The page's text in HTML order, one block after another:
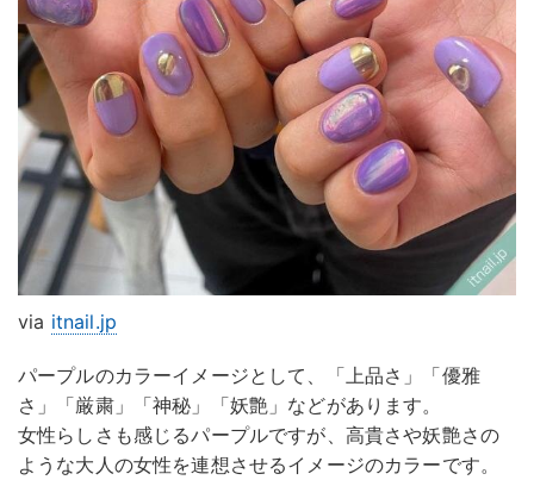
via itnail.jp
パープルのカラーイメージとして、「上品さ」「優雅
さ」「厳粛」「神秘」「妖艶」などがあります。
女性らしさも感じるパープルですが、高貴さや妖艶さの
ような大人の女性を連想させるイメージのカラーです。